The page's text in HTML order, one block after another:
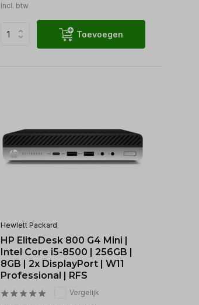
Incl. btw
Toevoegen
Hewlett Packard
HP EliteDesk 800 G4 Mini |
Intel Core i5-8500 | 256GB |
8GB | 2x DisplayPort | W11
Professional | RFS
Vergelijk